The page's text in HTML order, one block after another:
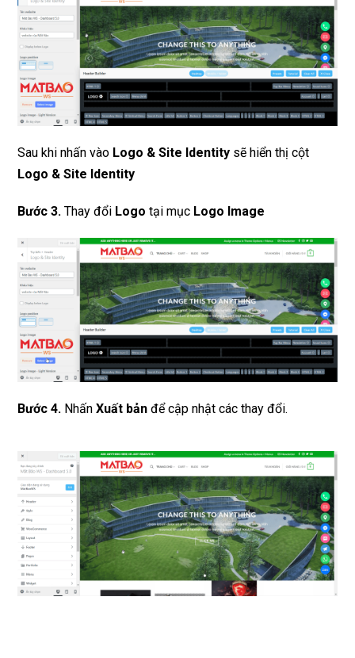
Sau khi nhấn vào Logo & Site Identity sẽ hiển thị cột
Logo & Site Identity
Bước 3. Thay đổi Logo tại mục Logo Image
Bước 4. Nhấn Xuất bản để cập nhật các thay đổi.